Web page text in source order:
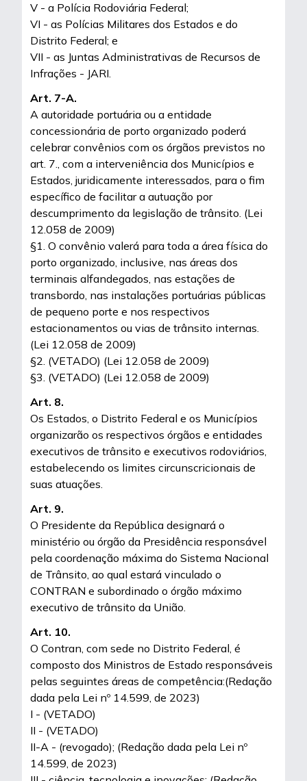
V - a Polícia Rodoviária Federal;
VI - as Polícias Militares dos Estados e do
Distrito Federal; e
VII - as Juntas Administrativas de Recursos de
Infrações - JARI.
Art. 7-A.
A autoridade portuária ou a entidade
concessionária de porto organizado poderá
celebrar convênios com os órgãos previstos no
art. 7., com a interveniência dos Municípios e
Estados, juridicamente interessados, para o fim
específico de facilitar a autuação por
descumprimento da legislação de trânsito. (Lei
12.058 de 2009)
§1. O convênio valerá para toda a área física do
porto organizado, inclusive, nas áreas dos
terminais alfandegados, nas estações de
transbordo, nas instalações portuárias públicas
de pequeno porte e nos respectivos
estacionamentos ou vias de trânsito internas.
(Lei 12.058 de 2009)
§2. (VETADO) (Lei 12.058 de 2009)
§3. (VETADO) (Lei 12.058 de 2009)
Art. 8.
Os Estados, o Distrito Federal e os Municípios
organizarão os respectivos órgãos e entidades
executivos de trânsito e executivos rodoviários,
estabelecendo os limites circunscricionais de
suas atuações.
Art. 9.
O Presidente da República designará o
ministério ou órgão da Presidência responsável
pela coordenação máxima do Sistema Nacional
de Trânsito, ao qual estará vinculado o
CONTRAN e subordinado o órgão máximo
executivo de trânsito da União.
Art. 10.
O Contran, com sede no Distrito Federal, é
composto dos Ministros de Estado responsáveis
pelas seguintes áreas de competência:(Redação
dada pela Lei nº 14.599, de 2023)
I - (VETADO)
II - (VETADO)
II-A - (revogado); (Redação dada pela Lei nº
14.599, de 2023)